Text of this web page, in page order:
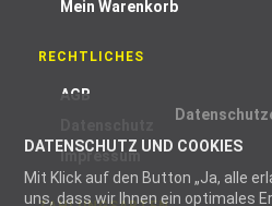
DATENSCHUTZ UND COOKIES
Mit Klick auf den Button „Ja, alle
uns, dass wir Ihnen ein optimales
Mein Warenkorb
RECHTLICHES
AGB
Impressum